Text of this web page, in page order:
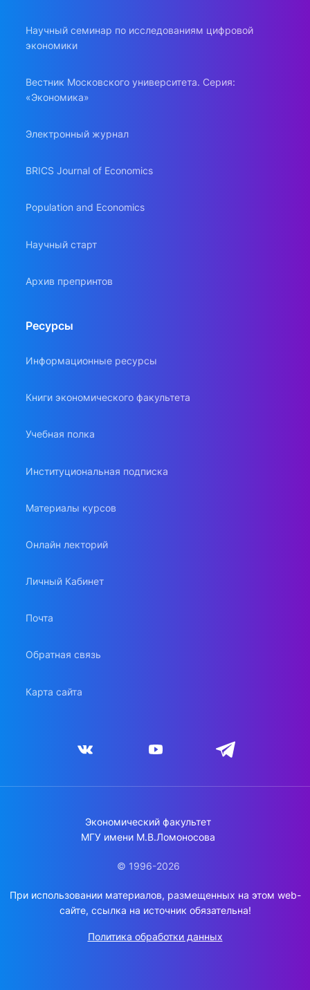
Научный семинар по исследованиям цифровой
экономики
Вестник Московского университета. Серия:
«Экономика»
Электронный журнал
BRICS Journal of Economics
Population and Economics
Научный старт
Архив препринтов
Ресурсы
Информационные ресурсы
Книги экономического факультета
Учебная полка
Институциональная подписка
Материалы курсов
Онлайн лекторий
Личный Кабинет
Почта
Обратная связь
Карта сайта
Экономический факультет
МГУ имени М.В.Ломоносова
© 1996-2026
При использовании материалов, размещенных на этом web-
сайте, ссылка на источник обязательна!
Политика обработки данных